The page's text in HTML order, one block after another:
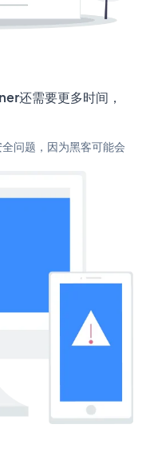
还需要更多时间，
问题，因为黑客可能会